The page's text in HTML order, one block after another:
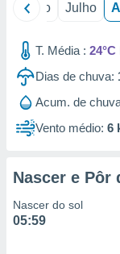
Junho Julho
T. Média : 24°C
Dias de chuva:
Acum. de
Vento médio: 6
Nascer e Pôr
Nascer do sol
05:59